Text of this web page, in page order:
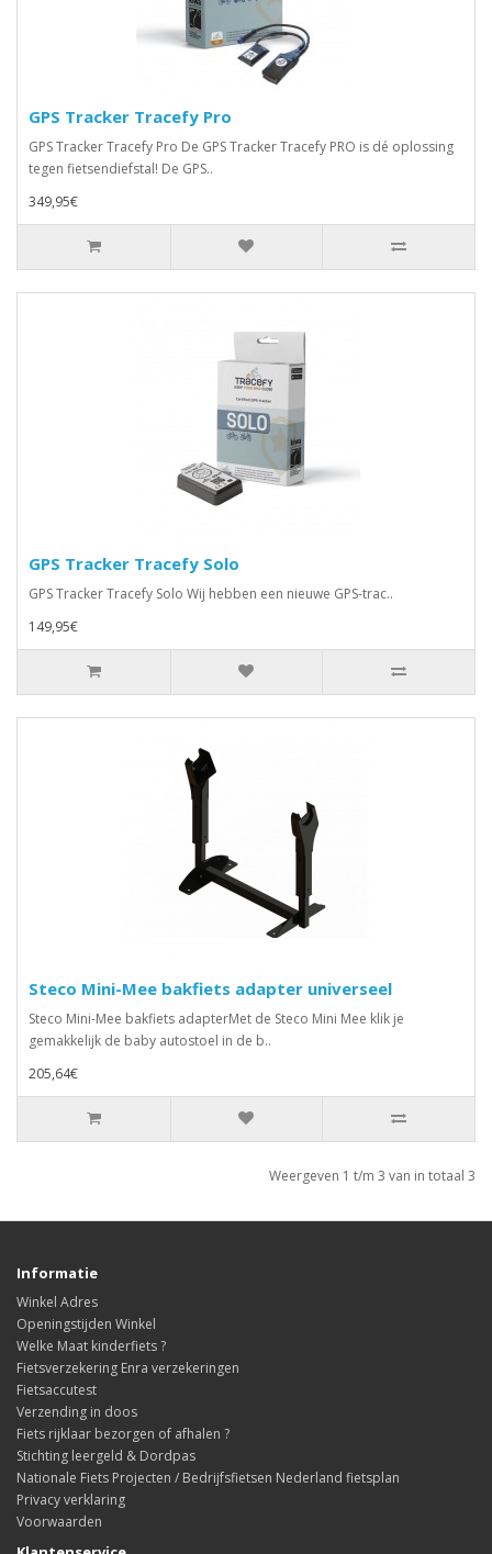
GPS Tracker Tracefy Pro
GPS Tracker Tracefy Pro De GPS Tracker Tracefy PRO is dé oplossing
tegen fietsendiefstal! De GPS..
349,95€
GPS Tracker Tracefy Solo
GPS Tracker Tracefy Solo Wij hebben een nieuwe GPS-trac..
149,95€
Steco Mini-Mee bakfiets adapter universeel
Steco Mini-Mee bakfiets adapterMet de Steco Mini Mee klik je
gemakkelijk de baby autostoel in de b..
205,64€
Weergeven 1 t/m 3 van in totaal 3
Informatie
Winkel Adres
Openingstijden Winkel
Welke Maat kinderfiets ?
Fietsverzekering Enra verzekeringen
Fietsaccutest
Verzending in doos
Fiets rijklaar bezorgen of afhalen ?
Stichting leergeld & Dordpas
Nationale Fiets Projecten / Bedrijfsfietsen Nederland fietsplan
Privacy verklaring
Voorwaarden